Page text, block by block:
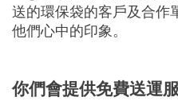
送的環保袋的客戶及合作
他們心中的印象。
你們會提供免費送運